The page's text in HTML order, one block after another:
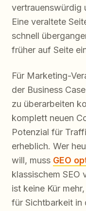
vertrauenswürdig
Eine veraltete
schnell
früher auf Seite
Für Marketing-
der Business
zu überarbeiten
komplett neuen
Potenzial für
erheblich. Wer
will, muss GEO
klassischem SEO
ist keine Kür
für Sichtbarkeit in